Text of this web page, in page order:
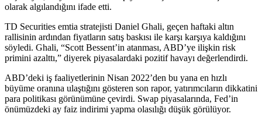
olarak algılandığını ifade etti.
TD Securities emtia stratejisti Daniel Ghali, geçen haftaki altın
rallisinin ardından fiyatların satış baskısı ile karşı karşıya kaldığını
söyledi. Ghali, “Scott Bessent’in atanması, ABD’ye ilişkin risk
primini azalttı,” diyerek piyasalardaki pozitif havayı değerlendirdi.
ABD’deki iş faaliyetlerinin Nisan 2022’den bu yana en hızlı
büyüme oranına ulaştığını gösteren son rapor, yatırımcıların dikkatini
para politikası görünümüne çevirdi. Swap piyasalarında, Fed’in
önümüzdeki ay faiz indirimi yapma olasılığı düşük görülüyor.